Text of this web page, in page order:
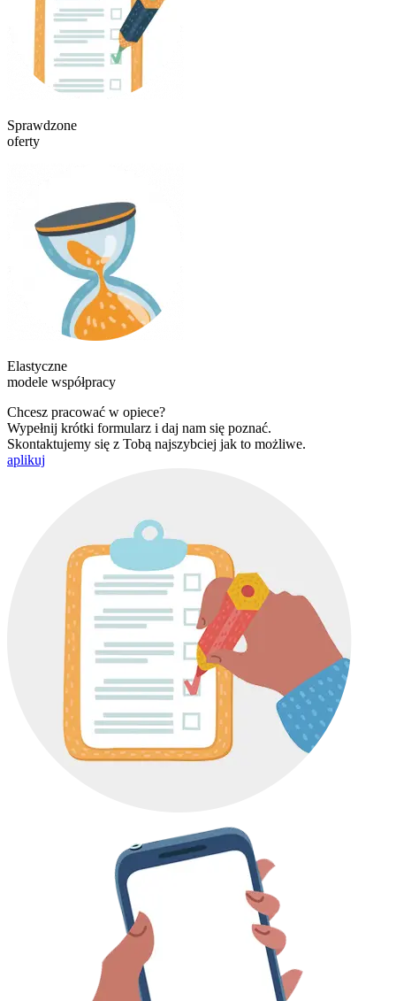
Sprawdzone
oferty
Elastyczne
modele współpracy
Chcesz pracować w opiece?
Wypełnij krótki formularz i daj nam się poznać.
Skontaktujemy się z Tobą najszybciej jak to możliwe.
aplikuj